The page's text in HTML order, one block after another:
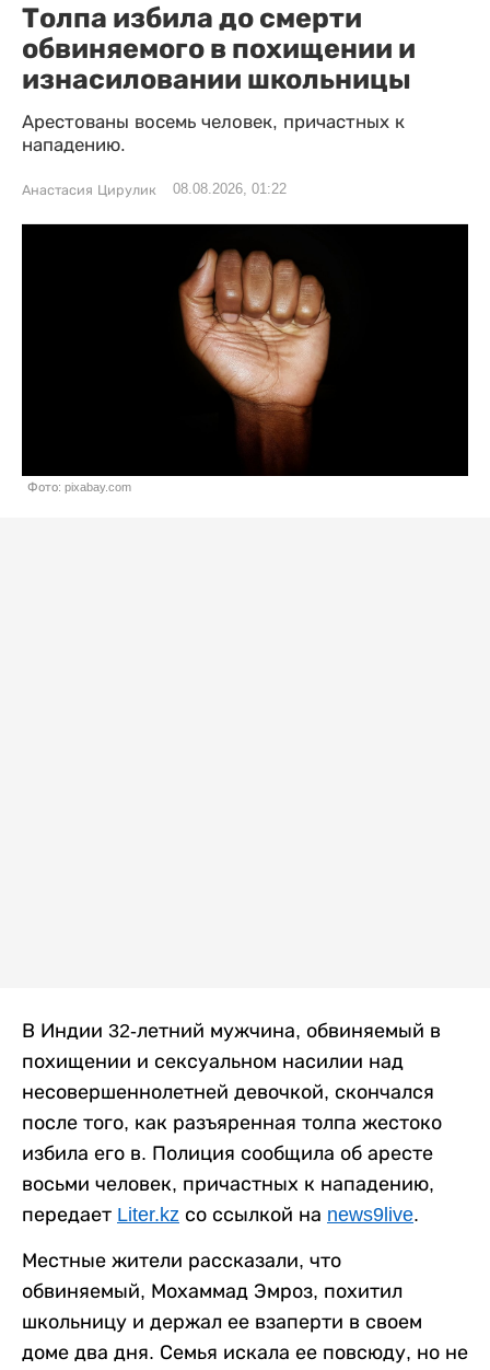
Толпа избила до смерти
обвиняемого в похищении и
изнасиловании школьницы
Арестованы восемь человек, причастных к
нападению.
Анастасия Цирулик 08.08.2026, 01:22
Фото: pixabay.com
В Индии 32-летний мужчина, обвиняемый в
похищении и сексуальном насилии над
несовершеннолетней девочкой, скончался
после того, как разъяренная толпа жестоко
избила его в. Полиция сообщила об аресте
восьми человек, причастных к нападению,
передает Liter.kz со ссылкой на news9live.
Местные жители рассказали, что
обвиняемый, Мохаммад Эмроз, похитил
школьницу и держал ее взаперти в своем
доме два дня. Семья искала ее повсюду, но не